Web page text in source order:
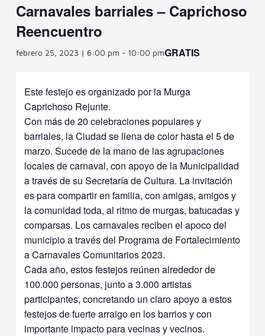
Carnavales barriales – Caprichoso
Reencuentro
febrero 25, 2023 | 6:00 pm - 10:00 pmGRATIS
Este festejo es organizado por la Murga
Caprichoso Rejunte.
Con más de 20 celebraciones populares y
barriales, la Ciudad se llena de color hasta el 5 de
marzo. Sucede de la mano de las agrupaciones
locales de carnaval, con apoyo de la Municipalidad
a través de su Secretaría de Cultura. La invitación
es para compartir en familia, con amigas, amigos y
la comunidad toda, al ritmo de murgas, batucadas y
comparsas. Los carnavales reciben el apoco del
municipio a través del Programa de Fortalecimiento
a Carnavales Comunitarios 2023.
Cada año, estos festejos reúnen alrededor de
100.000 personas, junto a 3.000 artistas
participantes, concretando un claro apoyo a estos
festejos de fuerte arraigo en los barrios y con
importante impacto para vecinas y vecinos.